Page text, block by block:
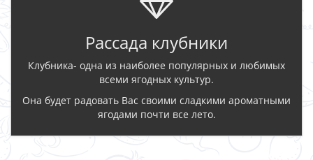
Рассада клубники
Клубника- одна из наиболее популярных и любимых
всеми ягодных культур.
Она будет радовать Вас своими сладкими ароматными
ягодами почти все лето.